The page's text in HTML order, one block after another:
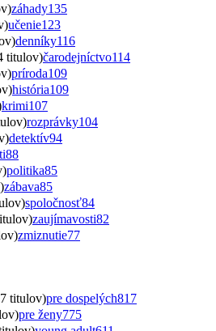
záhady135
učenie123
denníky116
titulov)čarodejníctvo114
príroda109
história109
krimi107
rozprávky104
detektív94
88
politika85
zábava85
spoločnosť84
zaujímavosti82
zmiznutie77
titulov)pre dospelých817
pre ženy775